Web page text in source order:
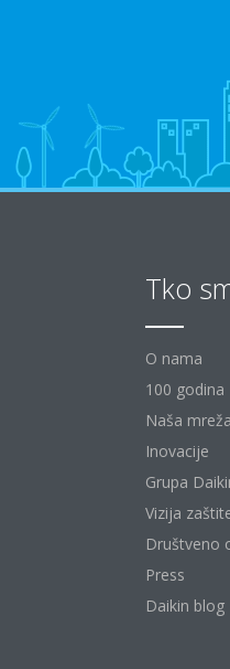
Tko
O nama
100 godina
Naša mreža
Inovacije
Grupa
Vizija
Društveno
Press
Daikin blog